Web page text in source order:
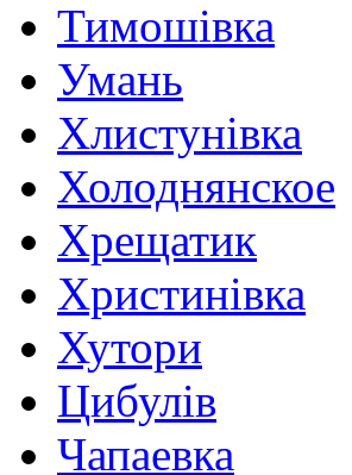
Тимошівка
Умань
Хлистунівка
Холоднянское
Хрещатик
Христинівка
Хутори
Цибулів
Чапаевка